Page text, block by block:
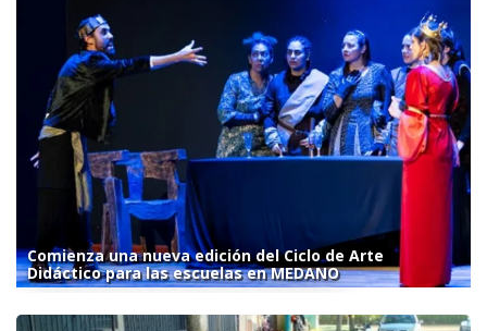
Comienza una nueva edición del Ciclo de Arte
Didáctico para las escuelas en MEDANO